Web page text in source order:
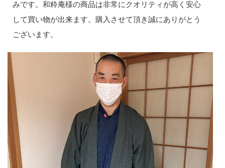
みです。和粋庵様の商品は非常にクオリティが高く安心
して買い物が出来ます。購入させて頂き誠にありがとう
ございます。